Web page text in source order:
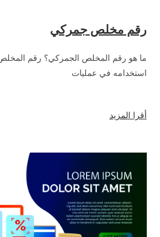
رقم مخلص جمركي
ما هو رقم المخلص الجمركي؟ رقم
استخدامه في عمليات
أقرا المزيد